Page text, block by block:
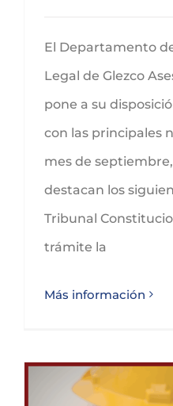
El Departamento
Legal de Glezco
pone a su
con las principales
mes de
destacan los
Tribunal
trámite la
Más información